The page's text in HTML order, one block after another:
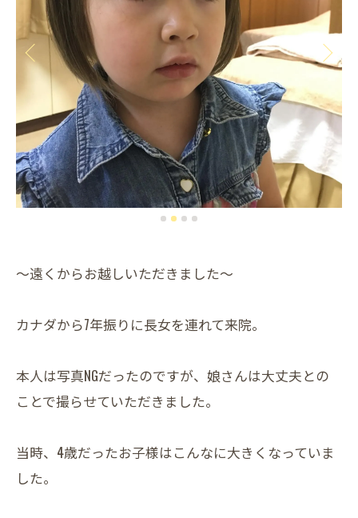
～遠くからお越しいただきました～
カナダから7年振りに長女を連れて来院。
本人は写真NGだったのですが、娘さんは大丈夫との
ことで撮らせていただきました。
当時、4歳だったお子様はこんなに大きくなっていま
した。